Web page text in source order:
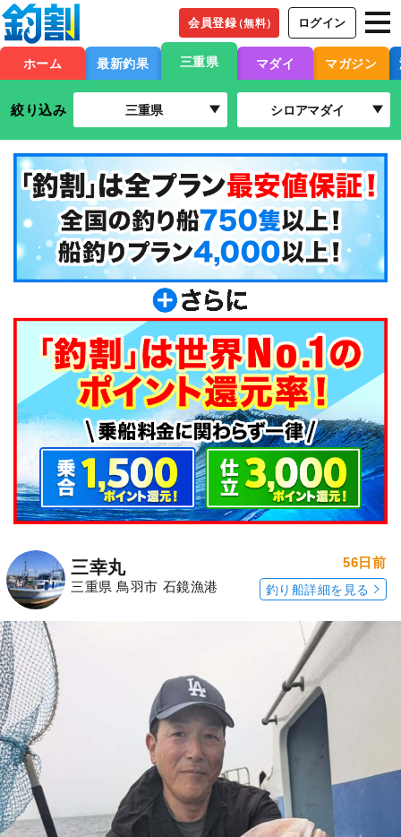
会員登録（無料） ログイン
ホーム 最新釣果 三重県 マダイ マガジン
絞り込み 三重県 シロアマダイ
三幸丸
三重県 鳥羽市 石鏡漁港
56日前
釣り船詳細を見る